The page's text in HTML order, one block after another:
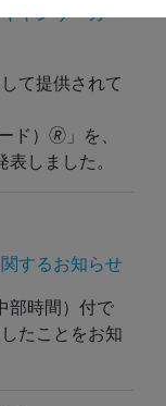
ャンサーガー
て提供されて
ド）🄬」を、
しました。
するお知らせ
部時間）付で
たことをお知